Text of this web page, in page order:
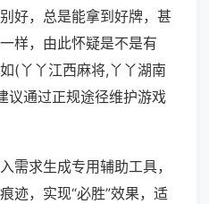
好，总是能拿到好牌，甚
样，由此怀疑是不是有
(丫丫江西麻将,丫丫湖南
议通过正规途径维护游戏
需求生成专用辅助工具，
迹，实现“必胜”效果，适